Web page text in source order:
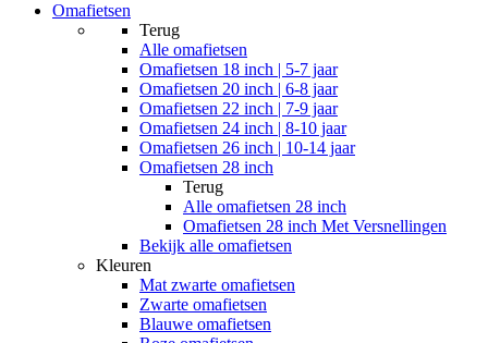
Omafietsen
Terug
Alle omafietsen
Omafietsen 18 inch | 5-7 jaar
Omafietsen 20 inch | 6-8 jaar
Omafietsen 22 inch | 7-9 jaar
Omafietsen 24 inch | 8-10 jaar
Omafietsen 26 inch | 10-14 jaar
Omafietsen 28 inch
Terug
Alle omafietsen 28 inch
Omafietsen 28 inch Met Versnellingen
Bekijk alle omafietsen
Kleuren
Mat zwarte omafietsen
Zwarte omafietsen
Blauwe omafietsen